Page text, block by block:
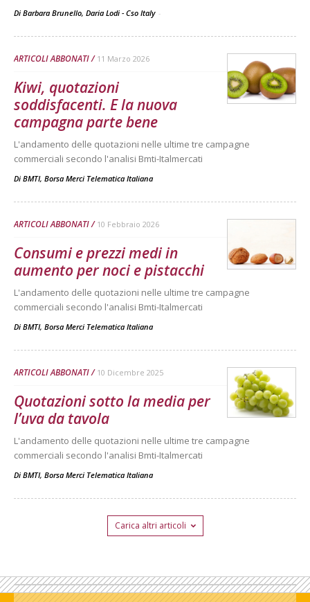
Di Barbara Brunello, Daria Lodi - Cso Italy -
ARTICOLI ABBONATI 11 Marzo 2026
Kiwi, quotazioni
soddisfacenti. E la nuova
campagna parte bene
L'andamento delle quotazioni nelle ultime tre campagne
commerciali secondo l'analisi Bmti-Italmercati
Di BMTI, Borsa Merci Telematica Italiana
ARTICOLI ABBONATI 10 Febbraio 2026
Consumi e prezzi medi in
aumento per noci e pistacchi
L'andamento delle quotazioni nelle ultime tre campagne
commerciali secondo l'analisi Bmti-Italmercati
Di BMTI, Borsa Merci Telematica Italiana
ARTICOLI ABBONATI 10 Dicembre 2025
Quotazioni sotto la media per
l’uva da tavola
L'andamento delle quotazioni nelle ultime tre campagne
commerciali secondo l'analisi Bmti-Italmercati
Di BMTI, Borsa Merci Telematica Italiana
Carica altri articoli